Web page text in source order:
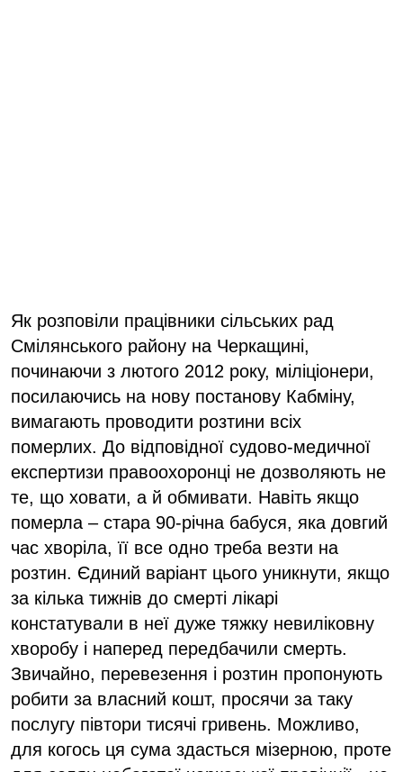
Як розповіли працівники сільських рад
Смілянського району на Черкащині,
починаючи з лютого 2012 року, міліціонери,
посилаючись на нову постанову Кабміну,
вимагають проводити розтини всіх
померлих. До відповідної судово-медичної
експертизи правоохоронці не дозволяють не
те, що ховати, а й обмивати. Навіть якщо
померла – стара 90-річна бабуся, яка довгий
час хворіла, її все одно треба везти на
розтин. Єдиний варіант цього уникнути, якщо
за кілька тижнів до смерті лікарі
констатували в неї дуже тяжку невиліковну
хворобу і наперед передбачили смерть.
Звичайно, перевезення і розтин пропонують
робити за власний кошт, просячи за таку
послугу півтори тисячі гривень. Можливо,
для когось ця сума здасться мізерною, проте